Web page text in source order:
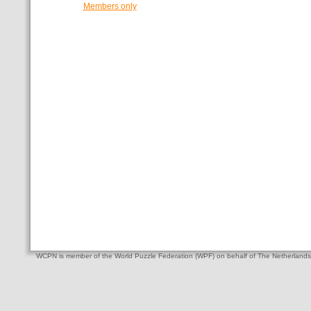
Members only
WCPN is member of the World Puzzle Federation (WPF) on behalf of The